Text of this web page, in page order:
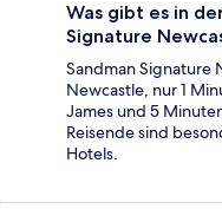
Was gibt es in
Signature
Sandman Signature
Newcastle, nur 1
James und 5
Reisende sind
Hotels.